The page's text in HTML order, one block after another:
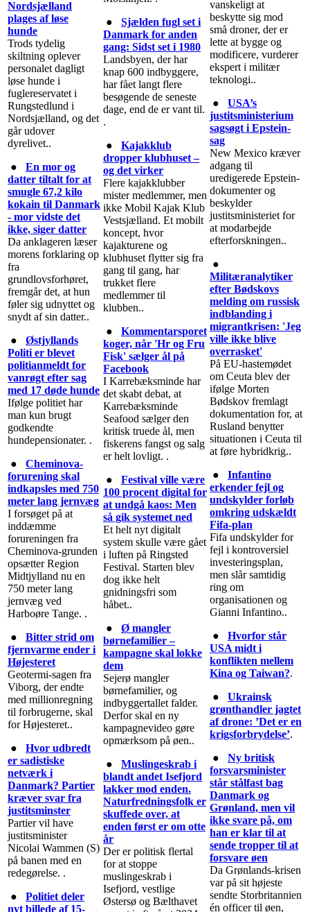
Nordsjælland
plages af løse
hunde
Trods tydelig
skiltning oplever
personalet dagligt
løse hunde i
fuglereservatet i
Rungstedlund i
Nordsjælland, og det
går udover
dyrelivet..
● En mor og
datter tiltalt for at
smugle 67,2 kilo
kokain til Danmark
- mor vidste det
ikke, siger datter
Da anklageren læser
morens forklaring op
fra
grundlovsforhøret,
fremgår det, at hun
føler sig udnyttet og
snydt af sin datter..
● Østjyllands
Politi er blevet
politianmeldt for
vanrøgt efter sag
med 17 døde hunde
Ifølge politiet har
man kun brugt
godkendte
hundepensionater. .
● Cheminova-
forurening skal
indkapsles med 750
meter lang jernvæg
I forsøget på at
inddæmme
forureningen fra
Cheminova-grunden
opsætter Region
Midtjylland nu en
750 meter lang
jernvæg ved
Harboøre Tange. .
● Bitter strid om
fjernvarme ender i
Højesteret
Geotermi-sagen fra
Viborg, der endte
med millionregning
til forbrugerne, skal
for Højesteret..
● Hvor udbredt
er sadistiske
netværk i
Danmark? Partier
kræver svar fra
justitsminster
Partier vil have
justitsminister
Nicolai Wammen (S)
på banen med en
redegørelse. .
● Politiet deler
nyt billede af 15-
● Sjælden fugl set i
Danmark for anden
gang: Sidst set i 1980
Landsbyen, der har
knap 600 indbyggere,
har fået langt flere
besøgende de seneste
dage, end de er vant til.
.
● Kajakklub
dropper klubhuset –
og det virker
Flere kajakklubber
mister medlemmer, men
ikke Mobil Kajak Klub
Vestsjælland. Et mobilt
koncept, hvor
kajakturene og
klubhuset flytter sig fra
gang til gang, har
trukket flere
medlemmer til
klubben..
● Kommentarsporet
koger, når 'Hr og Fru
Fisk' sælger ål på
Facebook
I Karrebæksminde har
det skabt debat, at
Karrebæksminde
Seafood sælger den
kritisk truede ål, men
fiskerens fangst og salg
er helt lovligt. .
● Festival ville være
100 procent digital for
at undgå kaos: Men
så gik systemet ned
Et helt nyt digitalt
system skulle være gået
i luften på Ringsted
Festival. Starten blev
dog ikke helt
gnidningsfri som
håbet..
● Ø mangler
børnefamilier –
kampagne skal lokke
dem
Sejerø mangler
børnefamilier, og
indbyggertallet falder.
Derfor skal en ny
kampagnevideo gøre
opmærksom på øen..
● Muslingeskrab i
blandt andet Isefjord
lakker mod enden.
Naturfredningsfolk er
skuffede over, at
enden først er om otte
år
Der er politisk flertal
for at stoppe
muslingeskrab i
Isefjord, vestlige
Østersø og Bælthavet
vanskeligt at
beskytte sig mod
små droner, der er
lette at bygge og
modificere, vurderer
ekspert i militær
teknologi..
● USA’s
justitsministerium
sagsøgt i Epstein-
sag
New Mexico kræver
adgang til
uredigerede Epstein-
dokumenter og
beskylder
justitsministeriet for
at modarbejde
efterforskningen..
●
Militæranalytiker
efter Bødskovs
melding om russisk
indblanding i
migrantkrisen: 'Jeg
ville ikke blive
overrasket'
På EU-hastemødet
om Ceuta blev der
ifølge Morten
Bødskov fremlagt
dokumentation for, at
Rusland benytter
situationen i Ceuta til
at føre hybridkrig..
● Infantino
erkender fejl og
undskylder forløb
omkring udskældt
Fifa-plan
Fifa undskylder for
fejl i kontroversiel
investeringsplan,
men slår samtidig
ring om
organisationen og
Gianni Infantino..
● Hvorfor står
USA midt i
konflikten mellem
Kina og Taiwan?.
● Ukrainsk
grønthandler jagtet
af drone: ’Det er en
krigsforbrydelse’.
● Ny britisk
forsvarsminister
står stålfast bag
Danmark og
Grønland, men vil
ikke svare på, om
han er klar til at
sende tropper til at
forsvare øen
Da Grønlands-krisen
var på sit højeste
sendte Storbritannien
én officer til øen,